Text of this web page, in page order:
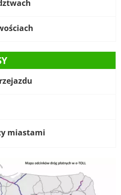
miastami